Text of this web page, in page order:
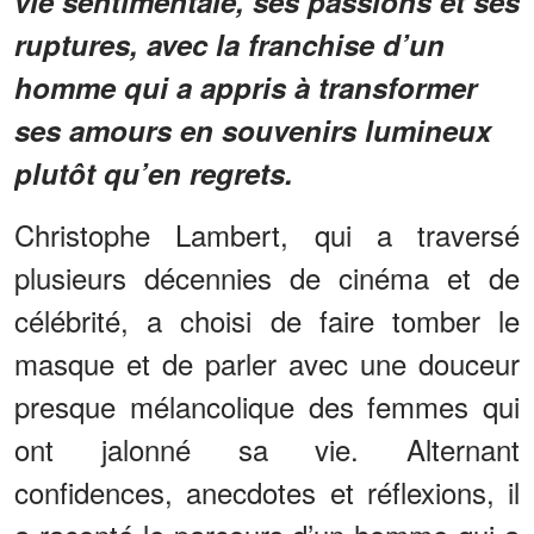
ruptures, avec la franchise d’un
homme qui a appris à transformer
ses amours en souvenirs lumineux
plutôt qu’en regrets.
Christophe Lambert, qui a traversé
plusieurs décennies de cinéma et de
célébrité, a choisi de faire tomber le
masque et de parler avec une douceur
presque mélancolique des femmes qui
ont jalonné sa vie. Alternant
confidences, anecdotes et réflexions, il